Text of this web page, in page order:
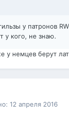
у патронов
у кого, не знаю.
у немцев берут
12 апреля 2016